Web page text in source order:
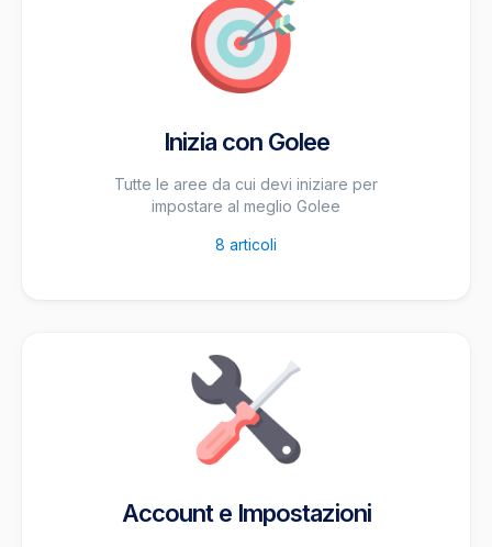
Inizia con Golee
Tutte le aree da cui devi iniziare per
impostare al meglio Golee
8 articoli
Account e Impostazioni